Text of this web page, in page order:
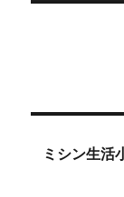
ミシン生活